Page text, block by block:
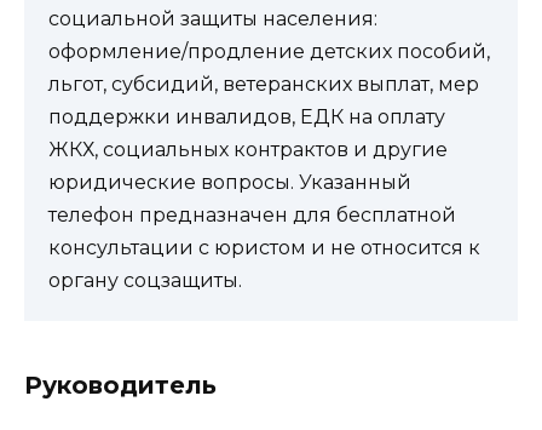
социальной защиты населения:
оформление/продление детских пособий,
льгот, субсидий, ветеранских выплат, мер
поддержки инвалидов, ЕДК на оплату
ЖКХ, социальных контрактов и другие
юридические вопросы. Указанный
телефон предназначен для бесплатной
консультации с юристом и не относится к
органу соцзащиты.
Руководитель